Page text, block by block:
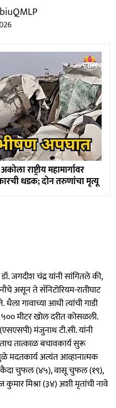
राष्ट्रीय महामार्गावर
धडक; दोन तरुणांचा मृत्यू
जगदीश चंद्र यांनी सांगितले की,
असून ते सॅनिटोरियम-रातीघाट
गावाच्या आधी त्यांची गाडी
मीटर खोल दरीत कोसळली.
मंजुनाथ टी.सी. यांनी
तात्काळ बचावकार्य सुरू
मदतकार्य अत्यंत आव्हानात्मक
कैदा चुफल (४५), वासू चुफल (१९),
मिश्रा (३४) अशी मृतांची नावे